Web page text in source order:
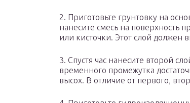
2. Приготовьте грунтовку на
нанесите смесь на поверхность
или кисточки. Этот слой должен
3. Спустя час нанесите второй
временного промежутка
высох. В отличие от первого,